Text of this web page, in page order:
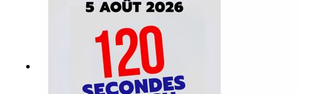
les téléphones« 120 secondes de Tech », un
regard sur le quotidien de l’actualité numérique
proposé par Bruno Guglielminetti Découvrez
Micrologic.ca